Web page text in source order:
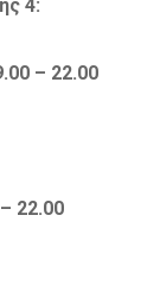
4:
– 22.00
22.00